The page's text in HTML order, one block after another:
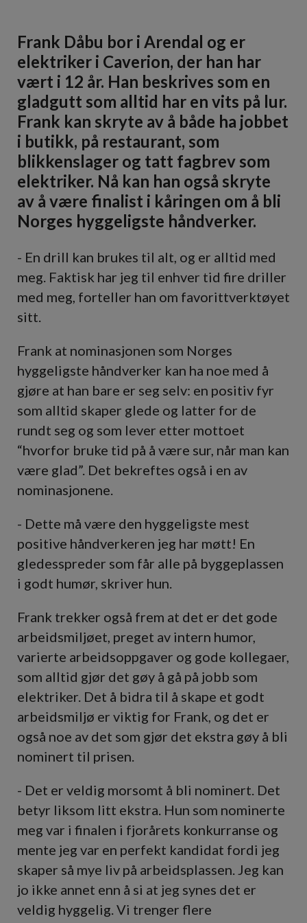
Frank Dåbu bor i Arendal og er
elektriker i Caverion, der han har
vært i 12 år. Han beskrives som en
gladgutt som alltid har en vits på lur.
Frank kan skryte av å både ha jobbet
i butikk, på restaurant, som
blikkenslager og tatt fagbrev som
elektriker. Nå kan han også skryte
av å være finalist i kåringen om å bli
Norges hyggeligste håndverker.
- En drill kan brukes til alt, og er alltid med
meg. Faktisk har jeg til enhver tid fire driller
med meg, forteller han om favorittverktøyet
sitt.
Frank at nominasjonen som Norges
hyggeligste håndverker kan ha noe med å
gjøre at han bare er seg selv: en positiv fyr
som alltid skaper glede og latter for de
rundt seg og som lever etter mottoet
“hvorfor bruke tid på å være sur, når man kan
være glad”. Det bekreftes også i en av
nominasjonene.
- Dette må være den hyggeligste mest
positive håndverkeren jeg har møtt! En
gledesspreder som får alle på byggeplassen
i godt humør, skriver hun.
Frank trekker også frem at det er det gode
arbeidsmiljøet, preget av intern humor,
varierte arbeidsoppgaver og gode kollegaer,
som alltid gjør det gøy å gå på jobb som
elektriker. Det å bidra til å skape et godt
arbeidsmiljø er viktig for Frank, og det er
også noe av det som gjør det ekstra gøy å bli
nominert til prisen.
- Det er veldig morsomt å bli nominert. Det
betyr liksom litt ekstra. Hun som nominerte
meg var i finalen i fjorårets konkurranse og
mente jeg var en perfekt kandidat fordi jeg
skaper så mye liv på arbeidsplassen. Jeg kan
jo ikke annet enn å si at jeg synes det er
veldig hyggelig. Vi trenger flere